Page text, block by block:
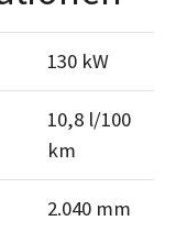
130 kW
10,8 l/100
km
2.040 mm